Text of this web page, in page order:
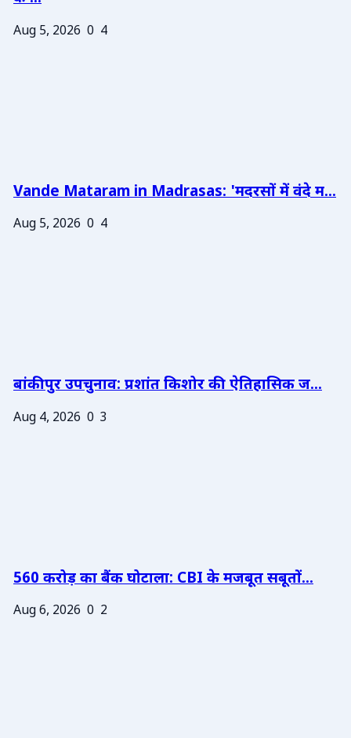
Aug 5, 2026 0 4
Vande Mataram in Madrasas: 'मदरसों में वंदे म...
Aug 5, 2026 0 4
बांकीपुर उपचुनाव: प्रशांत किशोर की ऐतिहासिक ज...
Aug 4, 2026 0 3
560 करोड़ का बैंक घोटाला: CBI के मजबूत सबूतों...
Aug 6, 2026 0 2